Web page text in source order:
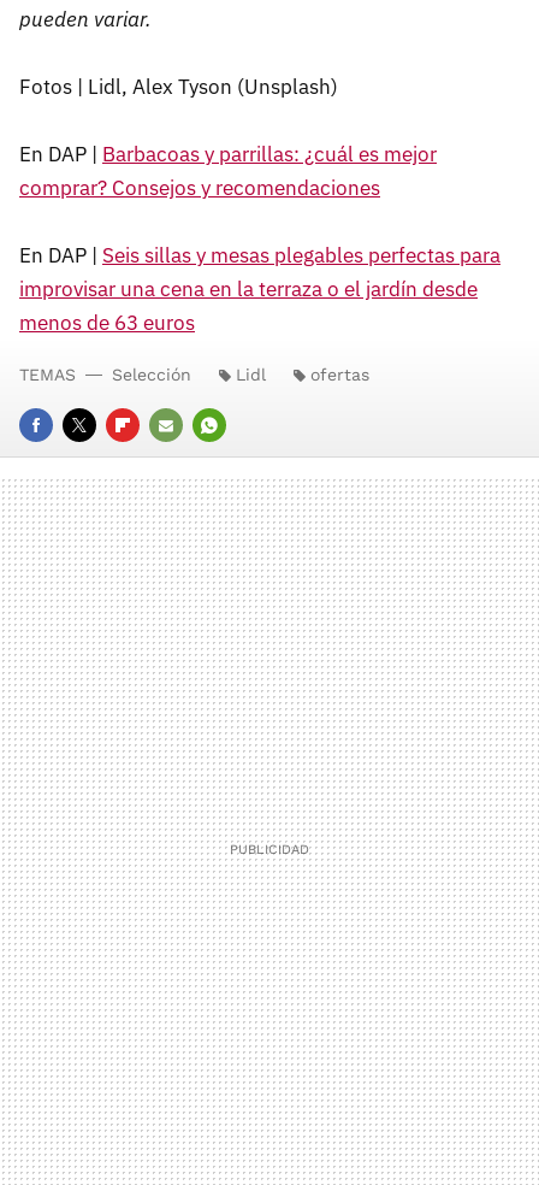
pueden variar.
Fotos | Lidl, Alex Tyson (Unsplash)
En DAP | Barbacoas y parrillas: ¿cuál es mejor
comprar? Consejos y recomendaciones
En DAP | Seis sillas y mesas plegables perfectas para
improvisar una cena en la terraza o el jardín desde
menos de 63 euros
FACEBOOK
TWITTERFLIPBOARD
E-
MAIL
WHATSAPP
TEMAS Selección Lidl ofertas